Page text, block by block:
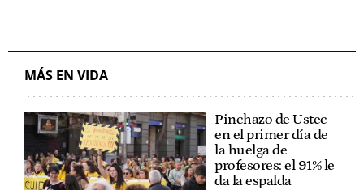
MÁS EN VIDA
Pinchazo de Ustec
en el primer día de
la huelga de
profesores: el 91% le
da la espalda